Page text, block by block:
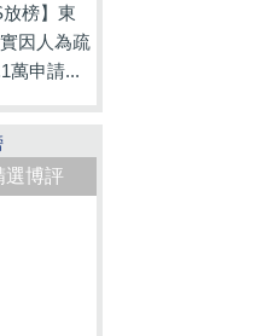
放榜】東
因人為疏
萬申請...
選博評